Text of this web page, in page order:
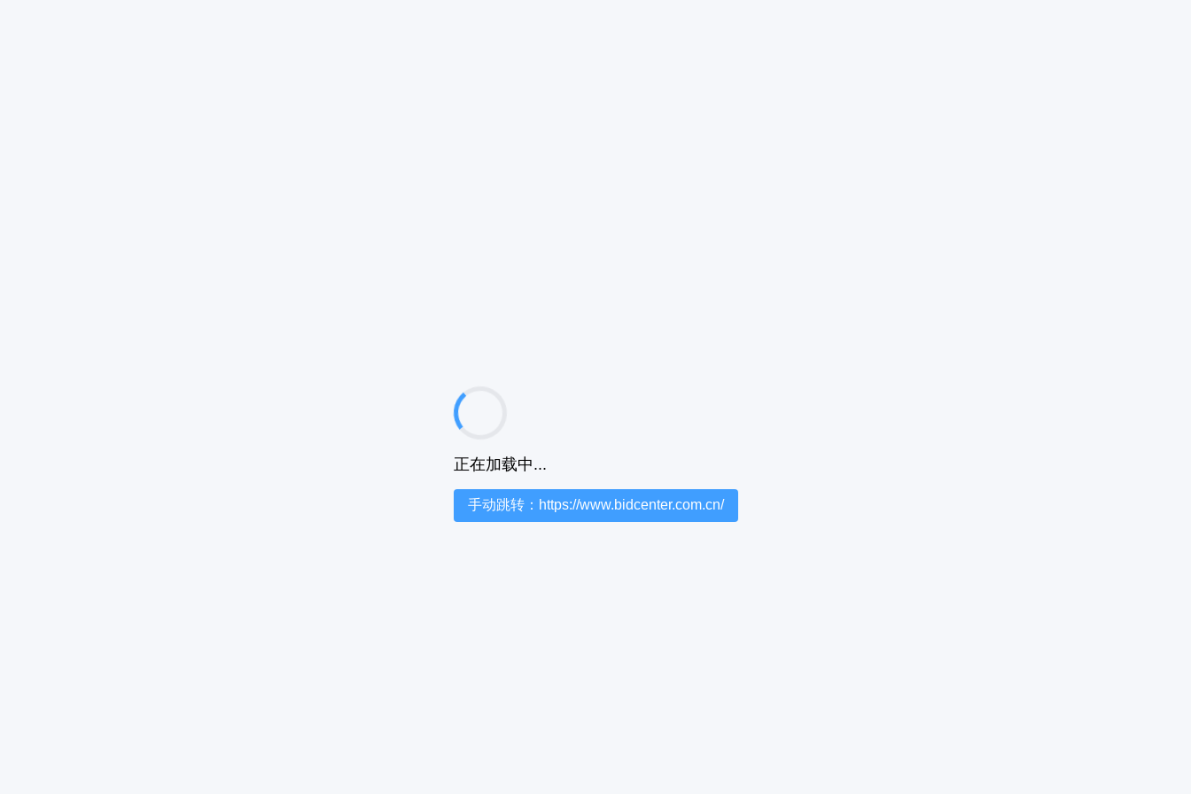
正在加载中...
手动跳转：https://www.bidcenter.com.cn/